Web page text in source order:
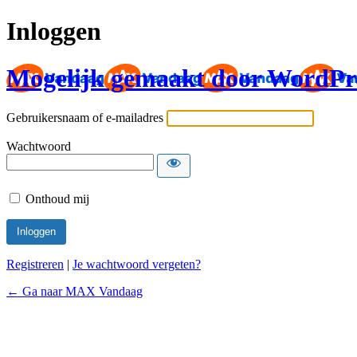
Inloggen
Mogelijk gemaakt door
Gebruikersnaam of e-mailadres
Wachtwoord
Onthoud mij
Registreren | Je wachtwoord vergeten?
← Ga naar MAX Vandaag